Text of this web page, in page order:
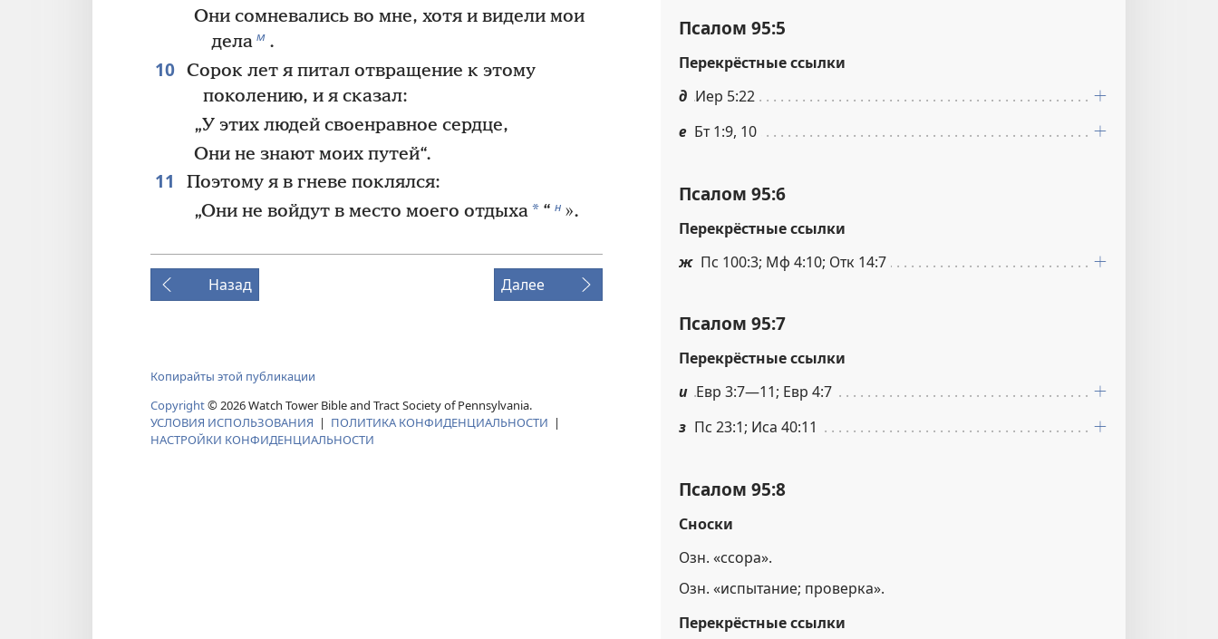
Они сомневались во мне, хотя и видели мои
дела м .
10 Сорок лет я питал отвращение к этому
поколению, и я сказал:
„У этих людей своенравное сердце,
Они не знают моих путей“.
11
Поэтому я в гневе поклялся:
„Они не войдут в место моего отдыха* “ н ».
Назад Далее
Копирайты этой публикации
Copyright©2026Watch Tower Bible and Tract Society of Pennsylvania.
УСЛОВИЯ ИСПОЛЬЗОВАНИЯ | ПОЛИТИКА КОНФИДЕНЦИАЛЬНОСТИ |
НАСТРОЙКИ КОНФИДЕНЦИАЛЬНОСТИ
Псалом 95:5
Перекрёстные ссылки
д Иер 5:22
е Бт 1:9, 10
Псалом 95:6
Перекрёстные ссылки
ж Пс 100:3; Мф 4:10; Отк 14:7
Псалом 95:7
Перекрёстные ссылки
и Евр 3:7—11; Евр 4:7
з Пс 23:1; Иса 40:11
Псалом 95:8
Сноски
Озн. «ссора».
Озн. «испытание; проверка».
Перекрёстные ссылки